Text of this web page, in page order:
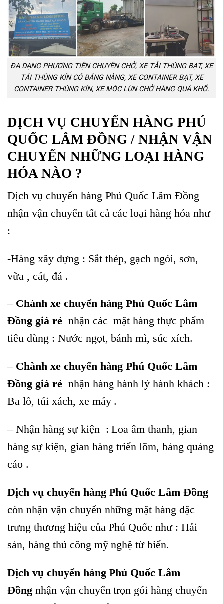
ĐA DẠNG PHƯƠNG TIỆN CHUYÊN CHỞ, XE TẢI THÙNG BẠT, XE
TẢI THÙNG KÍN CÓ BẢNG NÂNG, XE CONTAINER BẠT, XE
CONTAINER THÙNG KÍN, XE MÓC LÙN CHỞ HÀNG QUÁ KHỔ.
DỊCH VỤ CHUYỂN HÀNG PHÚ
QUỐC LÂM ĐỒNG / NHẬN VẬN
CHUYỂN NHỮNG LOẠI HÀNG
HÓA NÀO ?
Dịch vụ chuyển hàng Phú Quốc Lâm Đồng
nhận vận chuyển tất cả các loại hàng hóa như
:
-Hàng xây dựng : Sắt thép, gạch ngói, sơn,
vữa , cát, đá .
– Chành xe chuyển hàng Phú Quốc Lâm
Đồng giá rẻ nhận các mặt hàng thực phẩm
tiêu dùng : Nước ngọt, bánh mì, súc xích.
– Chành xe chuyển hàng Phú Quốc Lâm
Đồng giá rẻ nhận hàng hành lý hành khách :
Ba lô, túi xách, xe máy .
– Nhận hàng sự kiện : Loa âm thanh, gian
hàng sự kiện, gian hàng triển lõm, bảng quảng
cáo .
Dịch vụ chuyển hàng Phú Quốc Lâm Đồng
còn nhận vận chuyển những mặt hàng đặc
trưng thương hiệu của Phú Quốc như : Hải
sản, hàng thủ công mỹ nghệ từ biển.
Dịch vụ chuyển hàng Phú Quốc Lâm
Đồng nhận vận chuyển trọn gói hàng chuyển